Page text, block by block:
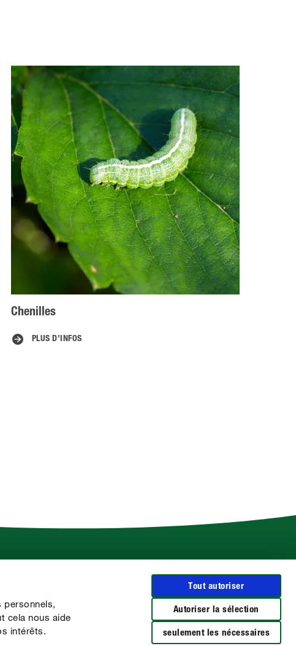
personnels,
cela nous aide
intérêts.
Tout autoriser
Autoriser la sélection
seulement les nécessaires
Chenilles
PLUS D’INFOS
Les marques BARRIÈRE